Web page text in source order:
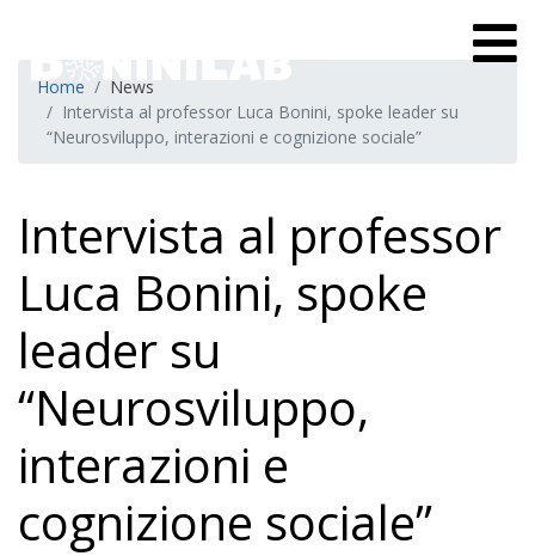
Home
News
Intervista al professor Luca Bonini, spoke leader su
“Neurosviluppo, interazioni e cognizione sociale”
Intervista al professor
Luca Bonini, spoke
leader su
“Neurosviluppo,
interazioni e
cognizione sociale”